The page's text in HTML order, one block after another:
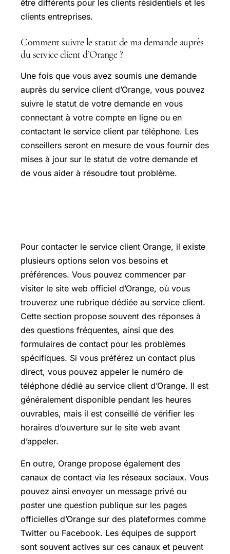
être différents pour les clients résidentiels et les
clients entreprises.
Comment suivre le statut de ma demande auprès
du service client d’Orange ?
Une fois que vous avez soumis une demande
auprès du service client d’Orange, vous pouvez
suivre le statut de votre demande en vous
connectant à votre compte en ligne ou en
contactant le service client par téléphone. Les
conseillers seront en mesure de vous fournir des
mises à jour sur le statut de votre demande et
de vous aider à résoudre tout problème.
Pour contacter le service client Orange, il existe
plusieurs options selon vos besoins et
préférences. Vous pouvez commencer par
visiter le site web officiel d’Orange, où vous
trouverez une rubrique dédiée au service client.
Cette section propose souvent des réponses à
des questions fréquentes, ainsi que des
formulaires de contact pour les problèmes
spécifiques. Si vous préférez un contact plus
direct, vous pouvez appeler le numéro de
téléphone dédié au service client d’Orange. Il est
généralement disponible pendant les heures
ouvrables, mais il est conseillé de vérifier les
horaires d’ouverture sur le site web avant
d’appeler.
En outre, Orange propose également des
canaux de contact via les réseaux sociaux. Vous
pouvez ainsi envoyer un message privé ou
poster une question publique sur les pages
officielles d’Orange sur des plateformes comme
Twitter ou Facebook. Les équipes de support
sont souvent actives sur ces canaux et peuvent